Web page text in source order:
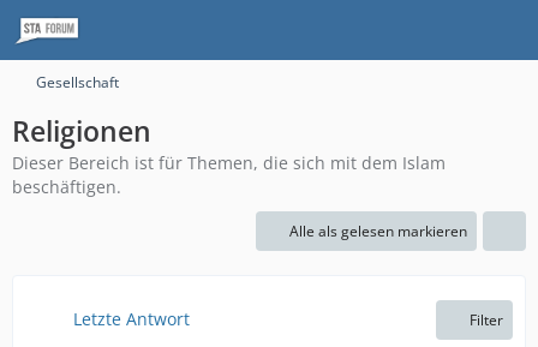
Gesellschaft
Religionen
Dieser Bereich ist für Themen, die sich mit dem Islam
beschäftigen.
Alle als gelesen markieren
Letzte Antwort Filter